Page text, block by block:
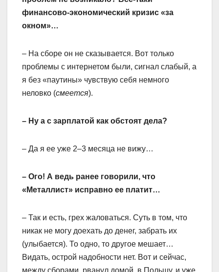
финансово-экономический кризис «за
окном»…
– На сборе он не сказывается. Вот только
проблемы с интернетом были, сигнал слабый, а
я без «паутины» чувствую себя немного
неловко (смеется).
– Ну а с зарплатой как обстоят дела?
– Да я ее уже 2–3 месяца не вижу…
– Ого! А ведь ранее говорили, что
«Металлист» исправно ее платит…
– Так и есть, грех жаловаться. Суть в том, что
никак не могу доехать до денег, забрать их
(улыбается). То одно, то другое мешает…
Видать, острой надобности нет. Вот и сейчас,